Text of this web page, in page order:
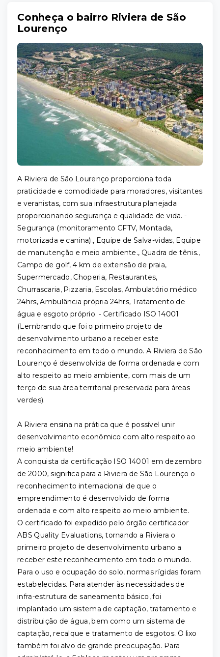
Conheça o bairro Riviera de São
Lourenço
A Riviera de São Lourenço proporciona toda
praticidade e comodidade para moradores, visitantes
e veranistas, com sua infraestrutura planejada
proporcionando segurança e qualidade de vida. -
Segurança (monitoramento CFTV, Montada,
motorizada e canina)., Equipe de Salva-vidas, Equipe
de manutenção e meio ambiente., Quadra de tênis.,
Campo de golf, 4 km de extensão de praia,
Supermercado, Choperia, Restaurantes,
Churrascaria, Pizzaria, Escolas, Ambulatório médico
24hrs, Ambulância própria 24hrs, Tratamento de
água e esgoto próprio. - Certificado ISO 14001
(Lembrando que foi o primeiro projeto de
desenvolvimento urbano a receber este
reconhecimento em todo o mundo. A Riviera de São
Lourenço é desenvolvida de forma ordenada e com
alto respeito ao meio ambiente, com mais de um
terço de sua área territorial preservada para áreas
verdes).
A Riviera ensina na prática que é possível unir
desenvolvimento econômico com alto respeito ao
meio ambiente!
A conquista da certificação ISO 14001 em dezembro
de 2000, significa para a Riviera de São Lourenço o
reconhecimento internacional de que o
empreendimento é desenvolvido de forma
ordenada e com alto respeito ao meio ambiente.
O certificado foi expedido pelo órgão certificador
ABS Quality Evaluations, tornando a Riviera o
primeiro projeto de desenvolvimento urbano a
receber este reconhecimento em todo o mundo.
Para o uso e ocupação do solo, normas rígidas foram
estabelecidas. Para atender às necessidades de
infra-estrutura de saneamento básico, foi
implantado um sistema de captação, tratamento e
distribuição de água, bem como um sistema de
captação, recalque e tratamento de esgotos. O lixo
também foi alvo de grande preocupação. Para